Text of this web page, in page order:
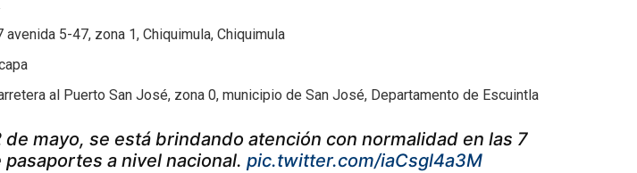
avenida 5-47, zona 1, Chiquimula, Chiquimula
al Puerto San José, zona 0, municipio de San José, Departamento de Escuintla
de mayo, se está brindando atención con normalidad en las 7
a nivel nacional. pic.twitter.com/iaCsgl4a3M